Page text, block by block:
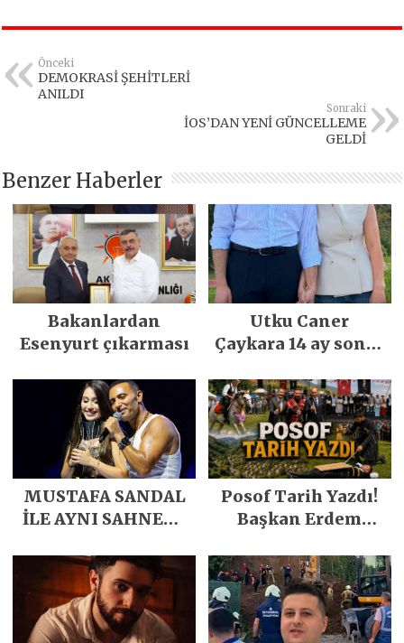
Önceki
DEMOKRASİ ŞEHİTLERİ
ANILDI
Sonraki
İOS’DAN YENİ GÜNCELLEME
GELDİ
Benzer Haberler
Bakanlardan
Esenyurt çıkarması
Utku Caner
Çaykara 14 ay sonra
kavuştu
MUSTAFA SANDAL
İLE AYNI SAHNEDE
Posof Tarih Yazdı!
Başkan Erdem
Emeğiyle Son
Yılların En Büyük
Festivali
Gerçekleşti